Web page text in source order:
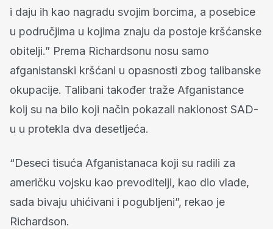
i daju ih kao nagradu svojim borcima, a posebice
u područjima u kojima znaju da postoje kršćanske
obitelji.” Prema Richardsonu nosu samo
afganistanski kršćani u opasnosti zbog talibanske
okupacije. Talibani također traže Afganistance
koij su na bilo koji način pokazali naklonost SAD-
u u protekla dva desetljeća.
“Deseci tisuća Afganistanaca koji su radili za
američku vojsku kao prevoditelji, kao dio vlade,
sada bivaju uhićivani i pogubljeni”, rekao je
Richardson.